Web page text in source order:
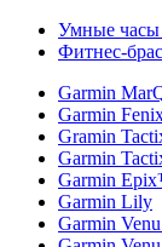
Умные часы
Фитнес-
Garmin
Garmin
Gramin
Garmin
Garmin
Garmin Lily
Garmin